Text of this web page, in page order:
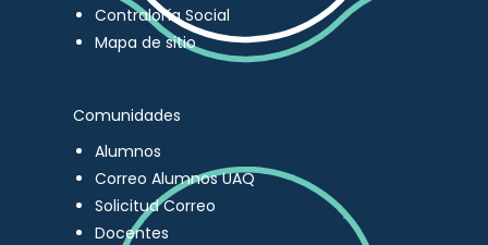
Contraloría Social
Mapa de sitio
Comunidades
Alumnos
Correo Alumnos UAQ
Solicitud Correo
Docentes